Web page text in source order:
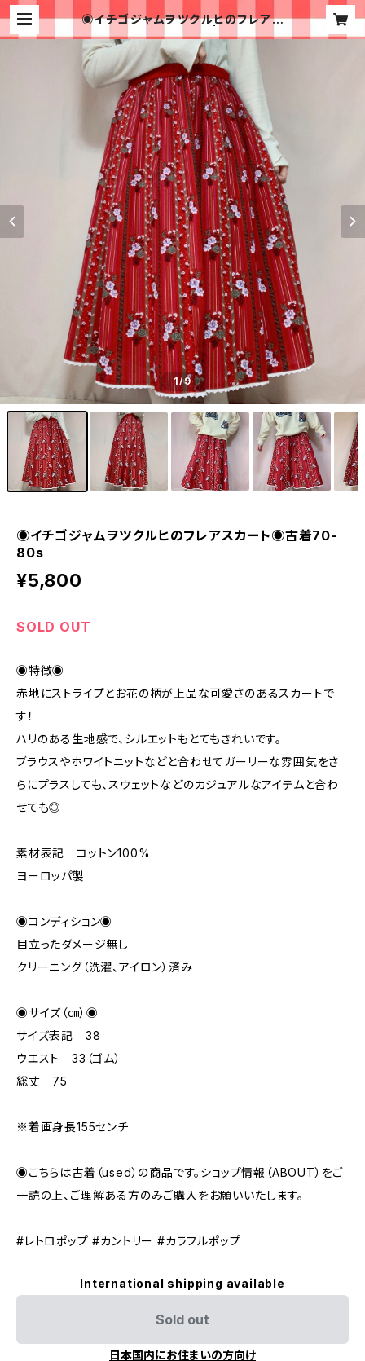
◉イチゴジャムヲツクルヒのフレアス
ゴイチエ
1/9
◉イチゴジャムヲツクルヒのフレアスカート◉古着70-
80s
¥5,800
SOLD OUT
◉特徴◉
赤地にストライプとお花の柄が上品な可愛さのあるスカートで
す！
ハリのある生地感で、シルエットもとてもきれいです。
ブラウスやホワイトニットなどと合わせてガーリーな雰囲気をさ
らにプラスしても、スウェットなどのカジュアルなアイテムと合わ
せても◎
素材表記 コットン100%
ヨーロッパ製
◉コンディション◉
目立ったダメージ無し
クリーニング（洗濯、アイロン）済み
◉サイズ（㎝）◉
サイズ表記 38
ウエスト 33（ゴム）
総丈 75
※着画身長155センチ
◉こちらは古着（used）の商品です。ショップ情報（ABOUT）をご
一読の上、ご理解ある方のみご購入をお願いいたします。
#レトロポップ #カントリー #カラフルポップ
International shipping available
Sold out
日本国内にお住まいの方向け